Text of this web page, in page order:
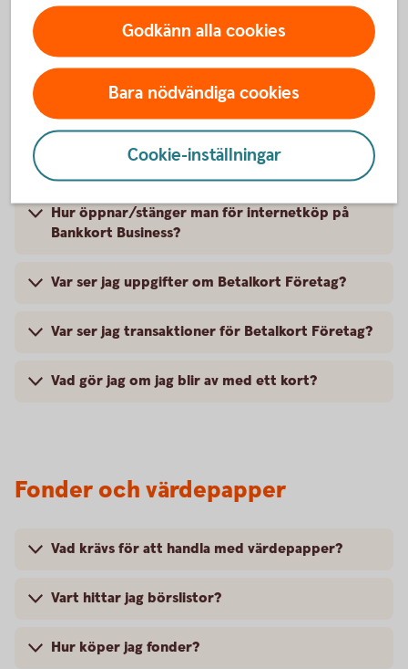
Business?
Hur avslutar jag Bankkort Business?
Hur ändrar jag limit på Bankkort Business?
Hur öppnar/stänger man för internetköp på
Bankkort Business?
Var ser jag uppgifter om Betalkort Företag?
Var ser jag transaktioner för Betalkort Företag?
Vad gör jag om jag blir av med ett kort?
Fonder och värdepapper
Vad krävs för att handla med värdepapper?
Vart hittar jag börslistor?
Hur köper jag fonder?
Godkänn alla cookies
Bara nödvändiga cookies
Cookie-inställningar